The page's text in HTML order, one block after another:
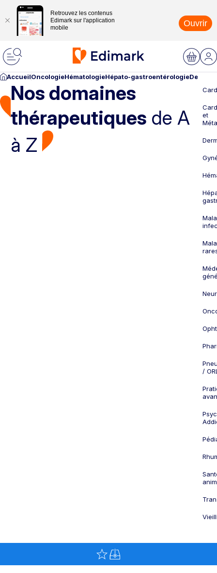
Retrouvez les contenus
Edimark sur l'application
mobile
Ouvrir
AccueilOncologieHématologieHépato-gastroentérologie
Nos domaines
thérapeutiques de A
à Z
et
/